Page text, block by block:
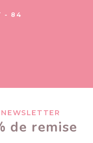
- 84
de remise